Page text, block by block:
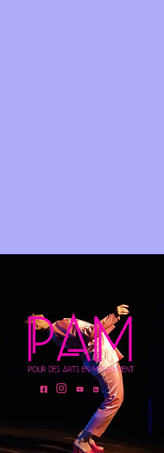
© Kenny Briolotta